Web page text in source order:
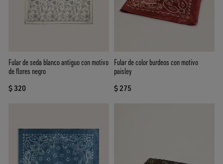
Fular de seda blanco antiguo con motivo
de flores negro
$ 320
Fular de color burdeos con motivo
paisley
$ 275